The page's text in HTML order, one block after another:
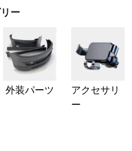
ー
外装パーツ
アクセサリ
ー